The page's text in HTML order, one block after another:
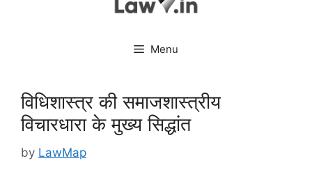
Menu
विधिशास्त्र की समाजशास्त्रीय
विचारधारा के मुख्य सिद्धांत
by LawMap